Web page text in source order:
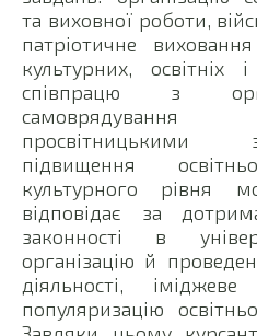
та виховної роботи,
патріотичне
культурних, освітніх
співпрацю з
просвітницькими
підвищення
культурного рівня
відповідає за
законності в
організацію й
діяльності,
популяризацію